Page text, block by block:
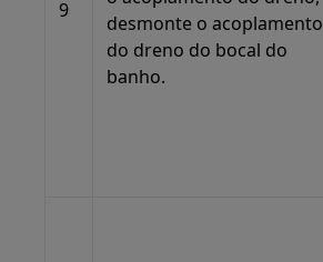
9
desmonte o acoplamento
do dreno do bocal do
banho.